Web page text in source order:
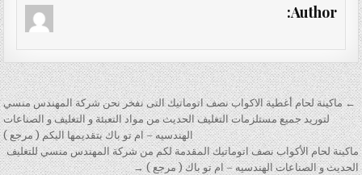
Author:
تصفّح المقالات
← ماكينة لحام أغطية الاكواب نصف اتوماتيك التى نفخر نحن شركة المهندس منسي
لتوريد جميع مستلزمات التغليف الحديث من مواد التعبئة و التغليف و الصناعات
الهندسيه – ام تو باك بتقديمها اليكم ( مرجع )
ماكينة لحام الأكواب نصف اتوماتيك المقدمة لكم من شركة المهندس منسي للتغليف
الحديث و الصناعات الهندسيه – ام تو باك ( مرجع ) →